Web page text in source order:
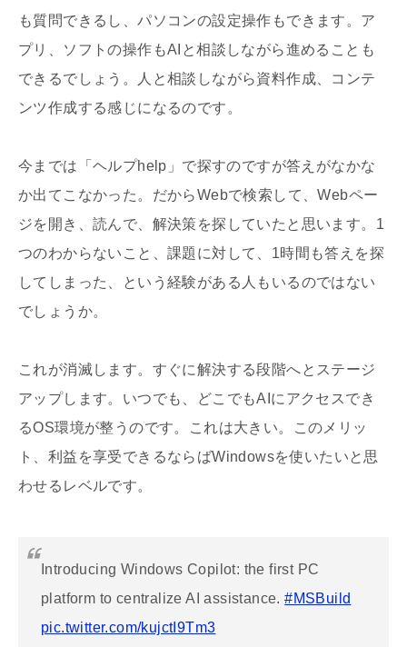
も質問できるし、パソコンの設定操作もできます。ア
プリ、ソフトの操作もAIと相談しながら進めることも
できるでしょう。人と相談しながら資料作成、コンテ
ンツ作成する感じになるのです。
今までは「ヘルプhelp」で探すのですが答えがなかな
か出てこなかった。だからWebで検索して、Webペー
ジを開き、読んで、解決策を探していたと思います。1
つのわからないこと、課題に対して、1時間も答えを探
してしまった、という経験がある人もいるのではない
でしょうか。
これが消滅します。すぐに解決する段階へとステージ
アップします。いつでも、どこでもAIにアクセスでき
るOS環境が整うのです。これは大きい。このメリッ
ト、利益を享受できるならばWindowsを使いたいと思
わせるレベルです。
Introducing Windows Copilot: the first PC
platform to centralize AI assistance.#MSBuild
pic.twitter.com/kujctI9Tm3